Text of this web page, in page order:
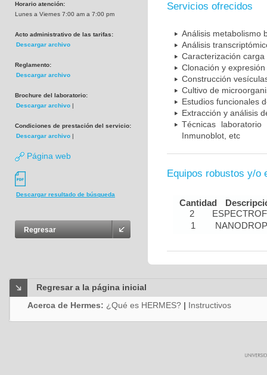
Horario atención:
Lunes a Viernes 7:00 am a 7:00 pm
Acto administrativo de las tarifas:
Descargar archivo
Reglamento:
Descargar archivo
Brochure del laboratorio:
Descargar archivo |
Condiciones de prestación del servicio:
Descargar archivo |
Página web
Descargar resultado de búsqueda
Regresar
Servicios ofrecidos
Análisis metabolismo
Análisis
Caracterización
Clonación y
Construcción
Cultivo de
Estudios funcionales
Extracción y análisis
Técnicas laboratorio
Inmunoblot, etc
Equipos robustos y/o
Cantidad
2
1
NANODROP
Regresar a la página inicial
Acerca de Hermes: ¿Qué es HERMES? | Instructivos